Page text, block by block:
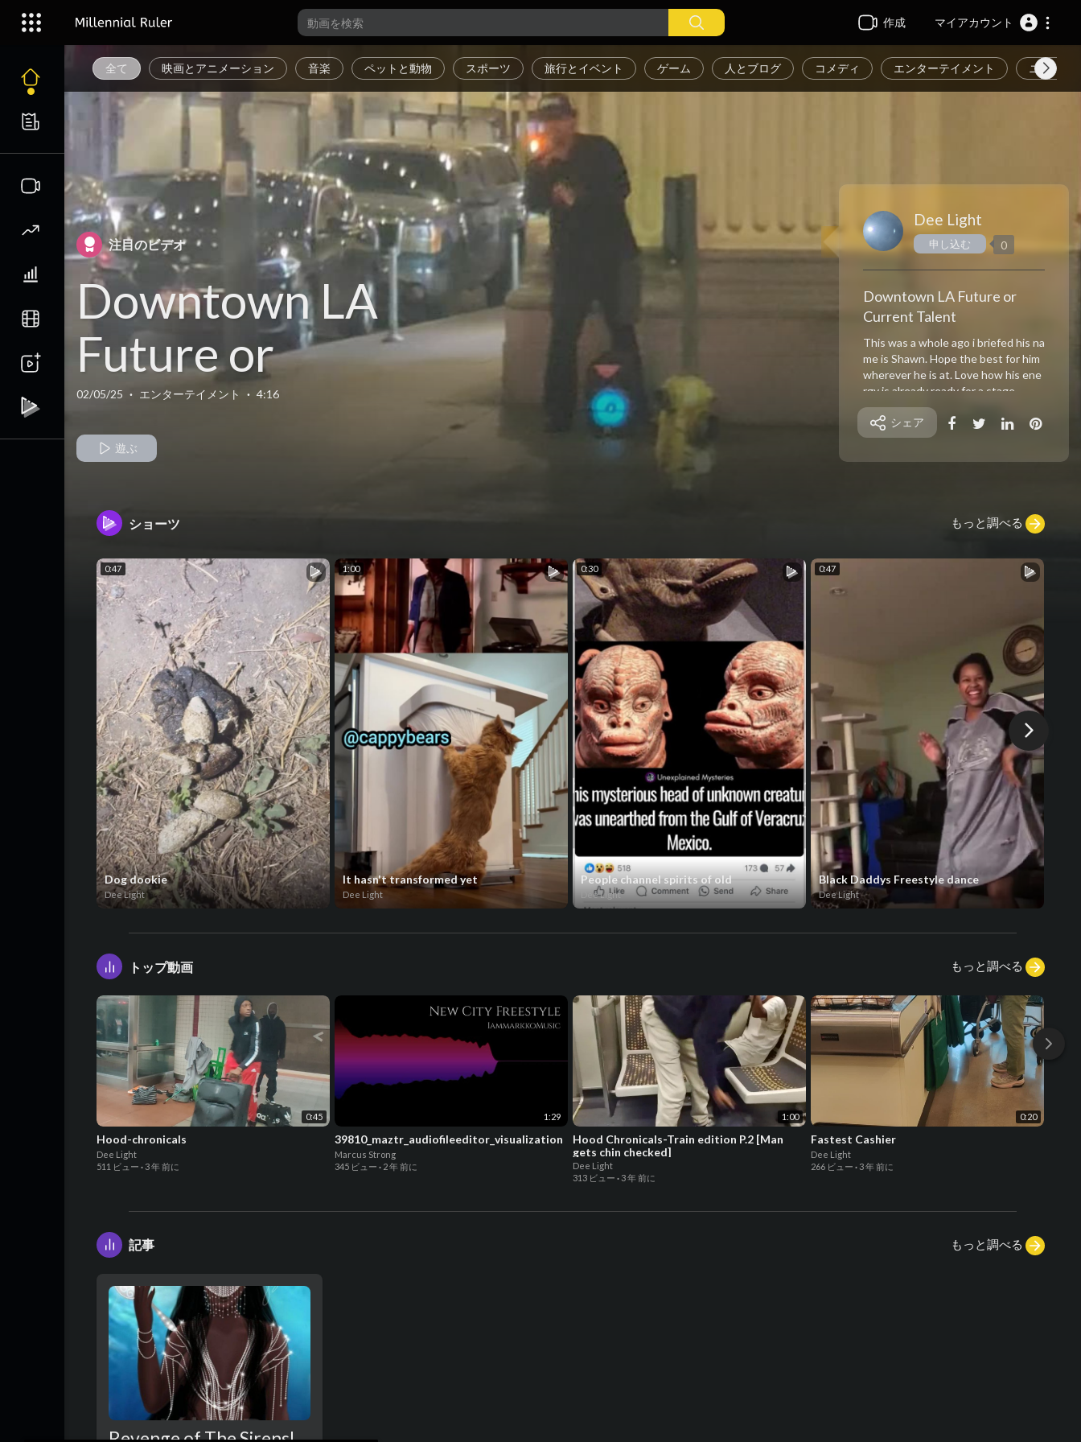
作成 マイアカウント
全て 映画とアニメーション 音楽 ペットと動物 スポーツ 旅行とイベント ゲーム 人とブログ コメディ エンターテイメント ニュース
注目のビデオ
Downtown LA
Future or
Current Talent
02/05/25 · エンターテイメント · 4:16
遊ぶ
Dee Light
申し込む 0
Downtown LA Future or
Current Talent
This was a whole ago i briefed his na
me is Shawn. Hope the best for him
wherever he is at. Love how his ene
rgy is already ready for a stage.
シェア
ショーツ もっと調べる
0:47
Dog dookie
Dee Light
1:00
It hasn't transformed yet
Dee Light
0:30
People channel spirits of old
Dee Light
0:47
Black Daddys Freestyle dance
Dee Light
トップ動画 もっと調べる
0:45
Hood-chronicals
Dee Light
511 ビュー · 3 年 前に
1:29
39810_maztr_audiofileeditor_visualization
Marcus Strong
345 ビュー · 2 年 前に
1:00
Hood Chronicals-Train edition P.2 [Man
gets chin checked]
Dee Light
313 ビュー · 3 年 前に
0:20
Fastest Cashier
Dee Light
266 ビュー · 3 年 前に
記事 もっと調べる